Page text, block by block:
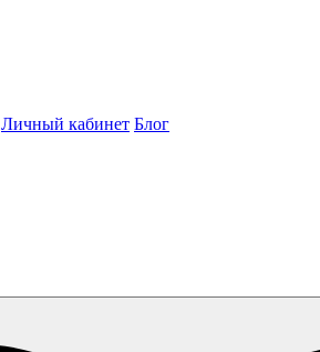
Личный кабинет Блог